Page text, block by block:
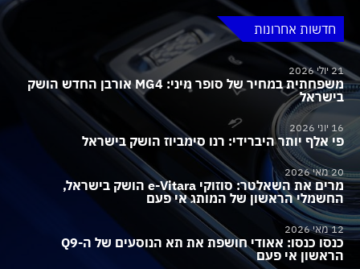
חדשות אחרונות
21 יולי 2026
משפחתית במחיר של סופר מיני: MG4 אורבן החדש הושק
בישראל
16 יוני 2026
פי אלף יותר היברידי: רנו סימביוז הושק בישראל
20 מאי 2026
מרים את השאלטר: סוזוקי e-Vitara הושק בישראל,
החשמלי הראשון של המותג אי פעם
12 מאי 2026
כנסו כנסו: אאודי חושפת את תא הנוסעים של ה-Q9
הראשון אי פעם